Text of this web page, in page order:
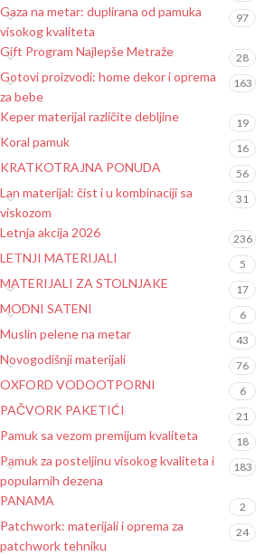
Gaza na metar: duplirana od pamuka
visokog kvaliteta
97
Gift Program Najlepše Metraže 28
Gotovi proizvodi: home dekor i oprema
za bebe
163
Keper materijal različite debljine 19
Koral pamuk 16
KRATKOTRAJNA PONUDA 56
Lan materijal: čist i u kombinaciji sa
viskozom
31
Letnja akcija 2026 236
LETNJI MATERIJALI 5
MATERIJALI ZA STOLNJAKE 17
MODNI SATENI 6
Muslin pelene na metar 43
Novogodišnji materijali 76
OXFORD VODOOTPORNI 6
PAČVORK PAKETIĆI 21
Pamuk sa vezom premijum kvaliteta 18
Pamuk za posteljinu visokog kvaliteta i
popularnih dezena
183
PANAMA 2
Patchwork: materijali i oprema za
patchwork tehniku
24